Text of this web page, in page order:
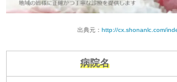
出典元： http://cx.shonanlc.com/
病院名